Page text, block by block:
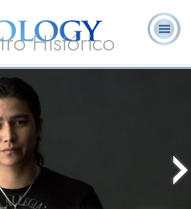
Histórico
Voluntarios